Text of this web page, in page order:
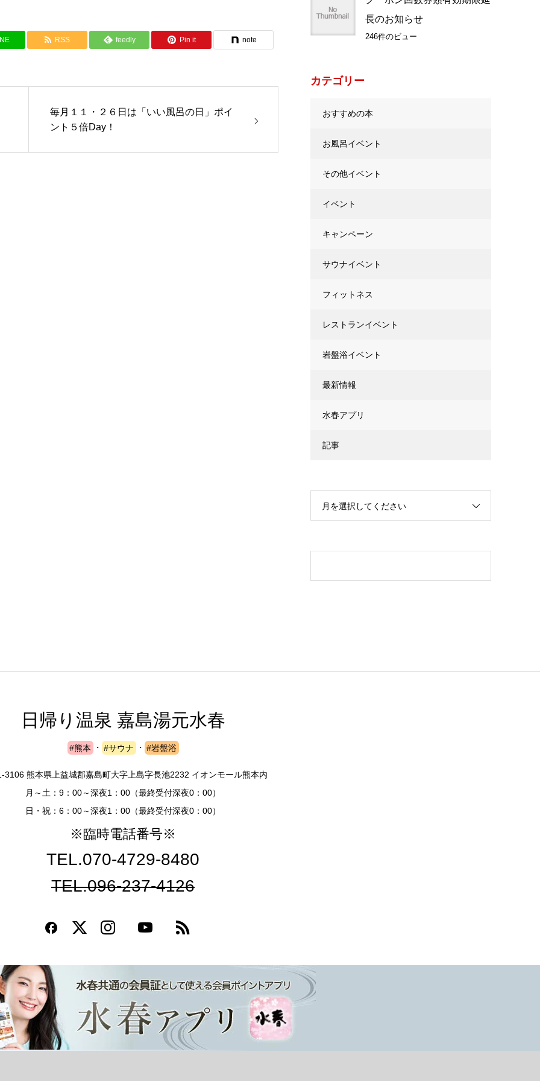
RSS feedly Pin it note
毎月１１・２６日は「いい風呂の日」ポイ
ント５倍Day！
長のお知らせ
246件のビュー
カテゴリー
おすすめの本
お風呂イベント
その他イベント
イベント
キャンペーン
サウナイベント
フィットネス
レストランイベント
岩盤浴イベント
最新情報
水春アプリ
記事
月を選択してください
日帰り温泉 嘉島湯元水春
#熊本 ・ #サウナ ・ #岩盤浴
3106 熊本県上益城郡嘉島町大字上島字長池2232 イオンモール熊本内
月～土：9：00～深夜1：00（最終受付深夜0：00）
日・祝：6：00～深夜1：00（最終受付深夜0：00）
※臨時電話番号※
TEL.070-4729-8480
TEL.096-237-4126